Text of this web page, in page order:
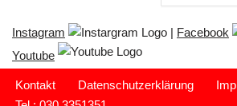
Instagram | Facebook
Youtube
Kontakt Datenschutzerklärung